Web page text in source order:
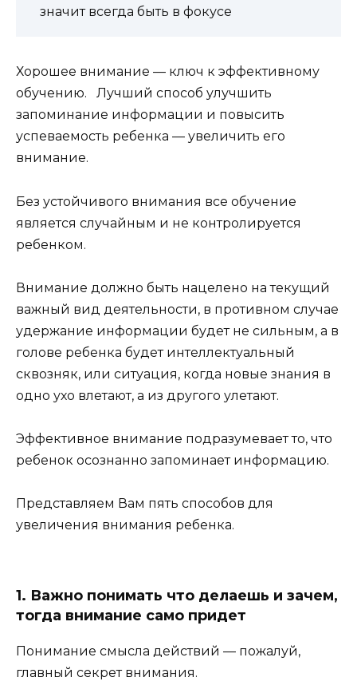
значит всегда быть в фокусе
Хорошее внимание — ключ к эффективному
обучению. Лучший способ улучшить
запоминание информации и повысить
успеваемость ребенка — увеличить его
внимание.
Без устойчивого внимания все обучение
является случайным и не контролируется
ребенком.
Внимание должно быть нацелено на текущий
важный вид деятельности, в противном случае
удержание информации будет не сильным, а в
голове ребенка будет интеллектуальный
сквозняк, или ситуация, когда новые знания в
одно ухо влетают, а из другого улетают.
Эффективное внимание подразумевает то, что
ребенок осознанно запоминает информацию.
Представляем Вам пять способов для
увеличения внимания ребенка.
1. Важно понимать что делаешь и зачем,
тогда внимание само придет
Понимание смысла действий — пожалуй,
главный секрет внимания.